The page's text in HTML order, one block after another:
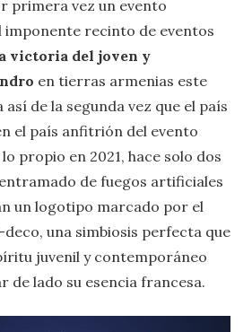
primera vez un evento
imponente recinto de eventos
victoria del joven y
en tierras armenias este
de la segunda vez que el país
el país anfitrión del evento
propio en 2021, hace solo dos
de fuegos artificiales
un logotipo marcado por el
una simbiosis perfecta que
juvenil y contemporáneo
de lado su esencia francesa.